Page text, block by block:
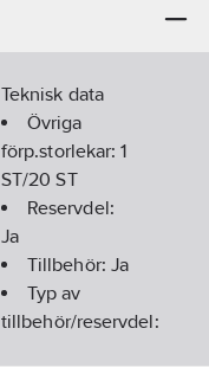
Teknisk data
Övriga
förp.storlekar:1
ST/20 ST
Reservdel:
Ja
Tillbehör: Ja
Typ av
tillbehör/reservdel: